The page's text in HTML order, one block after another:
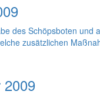
des Schöpsboten
zusätzlichen
2009